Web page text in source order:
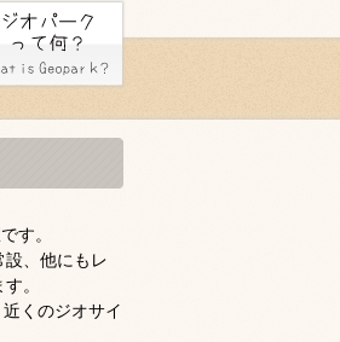
す。
、他にもレ
。
くのジオサイ